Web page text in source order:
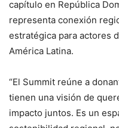
capítulo en República
representa conexión
estratégica para actores
América Latina.
“El Summit reúne a
tienen una visión de
impacto juntos. Es un